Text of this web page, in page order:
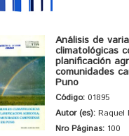
Análisis de
climatológicas
planificación
comunidades
Puno
Código: 01895
Autor (es): Raquel
Nro Páginas: 100